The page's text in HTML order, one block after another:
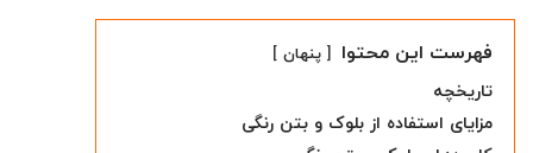
فهرست این محتوا پنهان
تاریخچه
مزایای استفاده از بلوک و بتن رنگی